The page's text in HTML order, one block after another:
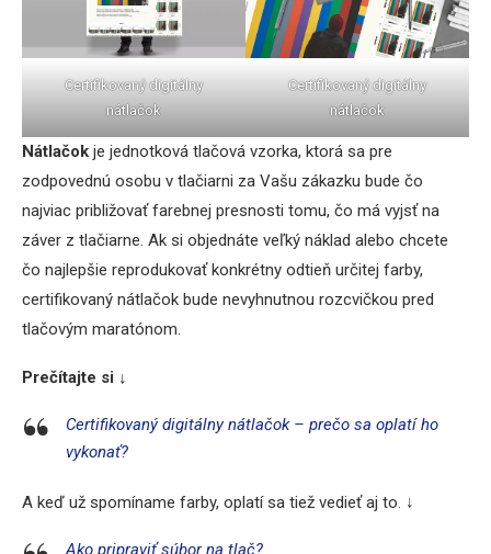
Certifikovaný digitálny
nátlačok
Certifikovaný digitálny
nátlačok
Nátlačok je jednotková tlačová vzorka, ktorá sa pre
zodpovednú osobu v tlačiarni za Vašu zákazku bude čo
najviac približovať farebnej presnosti tomu, čo má vyjsť na
záver z tlačiarne. Ak si objednáte veľký náklad alebo chcete
čo najlepšie reprodukovať konkrétny odtieň určitej farby,
certifikovaný nátlačok bude nevyhnutnou rozcvičkou pred
tlačovým maratónom.
Prečítajte si ↓
Certifikovaný digitálny nátlačok – prečo sa oplatí ho
vykonať?
A keď už spomíname farby, oplatí sa tiež vedieť aj to. ↓
Ako pripraviť súbor na tlač?